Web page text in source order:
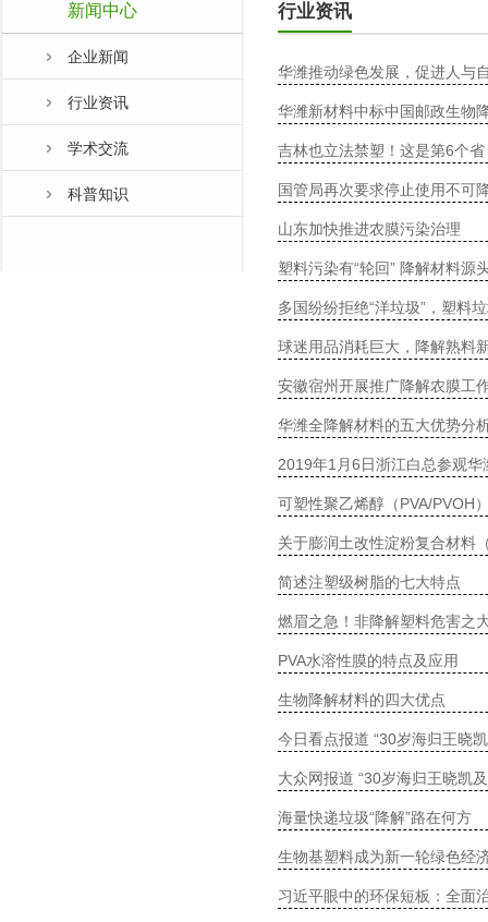
新闻中心
企业新闻
行业资讯
学术交流
科普知识
行业资讯
华潍推动绿色发展，促进人与
华潍新材料中标中国邮政生物
吉林也立法禁塑！这是第6个省
国管局再次要求停止使用不可
山东加快推进农膜污染治理
塑料污染有“轮回” 降解材料源
多国纷纷拒绝“洋垃圾”，塑料
球迷用品消耗巨大，降解熟料
安徽宿州开展推广降解农膜工
华潍全降解材料的五大优势分
2019年1月6日浙江白总参观
可塑性聚乙烯醇（PVA/PVOH
关于膨润土改性淀粉复合材料
简述注塑级树脂的七大特点
燃眉之急！非降解塑料危害之
PVA水溶性膜的特点及应用
生物降解材料的四大优点
今日看点报道 “30岁海归王晓
大众网报道 “30岁海归王晓凯
海量快递垃圾“降解”路在何方
生物基塑料成为新一轮绿色经
习近平眼中的环保短板：全面